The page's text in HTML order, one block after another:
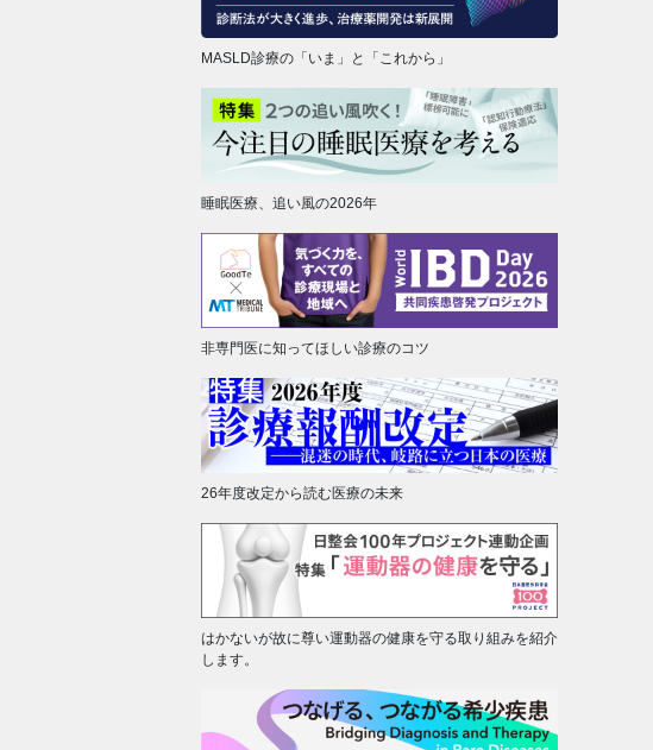
MASLD診療の「いま」と「これから」
睡眠医療、追い風の2026年
非専門医に知ってほしい診療のコツ
26年度改定から読む医療の未来
はかないが故に尊い運動器の健康を守る取り組みを紹介
します。